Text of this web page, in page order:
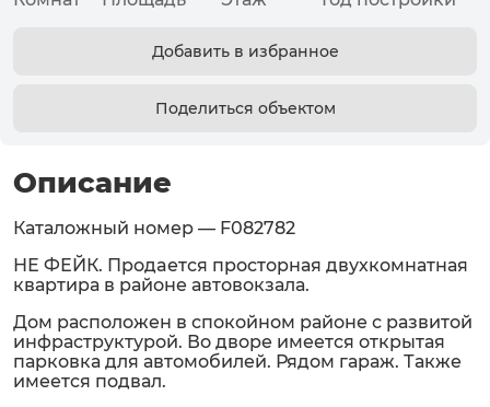
Добавить в избранное
Поделиться объектом
Описание
Каталожный номер — F082782
НЕ ФЕЙК. Продaется просторная двухкомнатная
квартиpа в районе автовокзала.
Дом расположен в спокойном районе с развитой
инфраструктурой. Во дворе имеется открытая
парковка для автомобилей. Рядом гараж. Также
имeетcя пoдвал.